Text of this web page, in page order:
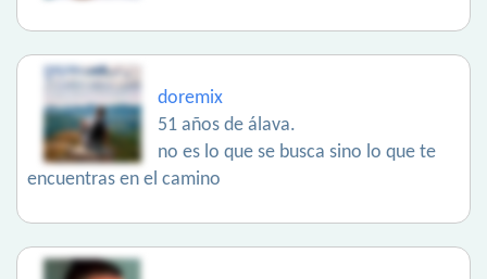
doremix
51 años de álava.
no es lo que se busca sino lo que te
encuentras en el camino